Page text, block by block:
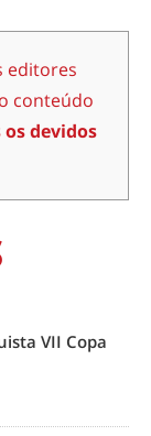
editores
conteúdo
os devidos
VII Copa